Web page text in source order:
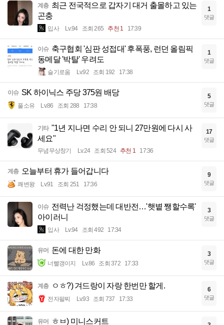
계층 최근 전국적으로 갑자기 대거 출몰하고 있는
곤충
입사 Lv.94 조회 265 추천 1 17:39
1
댓글
이슈 축구협회 '심판 성접대' 후폭풍, 런던 올림픽
동메달 '박탈' 우려도
슬기로움 Lv.92 조회 192 17:38
1
댓글
이슈 SK 하이닉스 주당 375원 배당
풀소유 Lv.86 조회 288 17:38
5
댓글
기타 "1년 지나면 수리 안 되니 27만원에 다시 사
세요"
무념무상창기 Lv.24 조회 524 추천 1 17:36
17
댓글
계층 오늘부터 휴가 들어갑니다
쾌변왕 Lv.91 조회 251 17:36
9
댓글
이슈 전력난 걱정했는데 대반전…'햇볕 쨍할수록'
아이러니
입사 Lv.94 조회 492 17:34
3
댓글
유머 돈에 대한 만화
너빨갱이지 Lv.86 조회 372 17:33
3
댓글
계층 ㅇㅎ?) 겨드랑이 자랑 한번만 할게.
전자팔찌 Lv.93 조회 737 17:33
6
댓글
유머 ㅎㅂ) 미니스커트